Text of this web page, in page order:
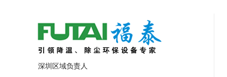
深圳区域负责人